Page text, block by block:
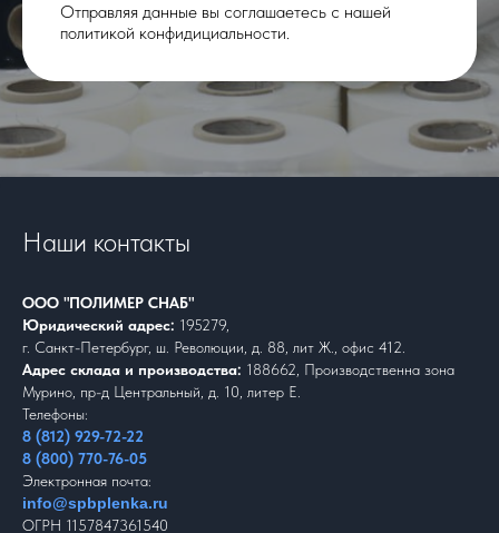
Отправляя данные вы соглашаетесь с нашей
политикой конфидициальности.
Наши контакты
ООО "ПОЛИМЕР СНАБ"
Юридический адрес: 195279,
г. Санкт-Петербург, ш. Революции, д. 88, лит Ж., офис 412.
Адрес склада и производства: 188662, Производственна зона
Мурино, пр-д Центральный, д. 10, литер Е.
Телефоны:
8 (812) 929-72-22
8 (800) 770-76-05
Электронная почта:
info@spbplenka.ru
ОГРН 1157847361540